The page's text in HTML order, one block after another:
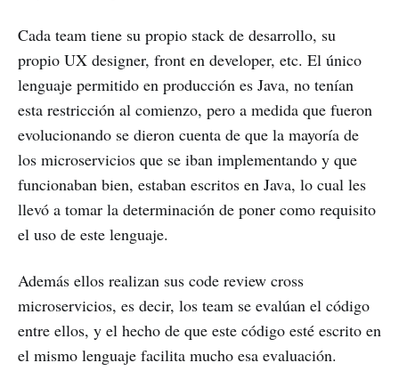
Cada team tiene su propio stack de desarrollo, su
propio UX designer, front en developer, etc. El único
lenguaje permitido en producción es Java, no tenían
esta restricción al comienzo, pero a medida que fueron
evolucionando se dieron cuenta de que la mayoría de
los microservicios que se iban implementando y que
funcionaban bien, estaban escritos en Java, lo cual les
llevó a tomar la determinación de poner como requisito
el uso de este lenguaje.
Además ellos realizan sus code review cross
microservicios, es decir, los team se evalúan el código
entre ellos, y el hecho de que este código esté escrito en
el mismo lenguaje facilita mucho esa evaluación.